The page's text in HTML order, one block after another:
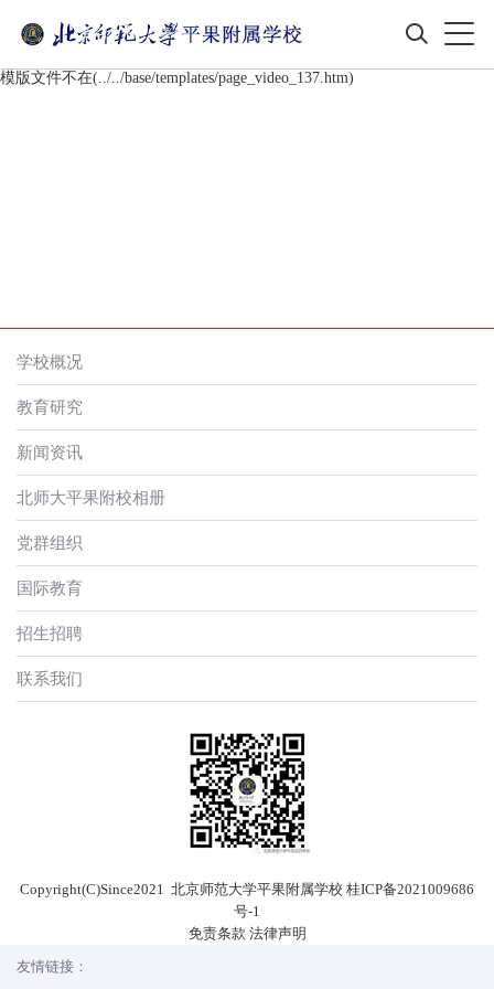
模版文件不在(../../base/templates/page_video_137.htm)
学校概况
教育研究
新闻资讯
北师大平果附校相册
党群组织
国际教育
招生招聘
联系我们
Copyright(C)Since2021 北京师范大学平果附属学校 桂ICP备2021009686
号-1
免责条款 法律声明
友情链接：